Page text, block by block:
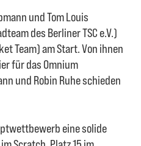
und Tom Louis
des Berliner TSC e.V.)
Team) am Start. Von ihnen
für das Omnium
und Robin Ruhe schieden
eine solide